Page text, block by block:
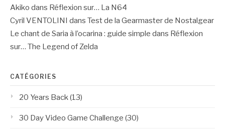
Akiko dans Réflexion sur… La N64
Cyril VENTOLINI dans Test de la Gearmaster de Nostalgear
Le chant de Saria à l’ocarina : guide simple dans Réflexion
sur… The Legend of Zelda
CATÉGORIES
20 Years Back(13)
30 Day Video Game Challenge (30)